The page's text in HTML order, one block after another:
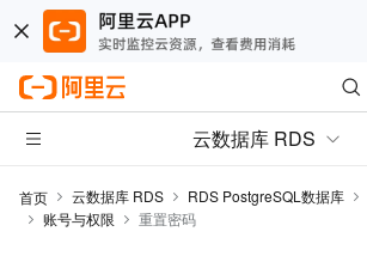
云数据库 RDS
首页 云数据库 RDS RDS PostgreSQL数据库
账号与权限
重置密码